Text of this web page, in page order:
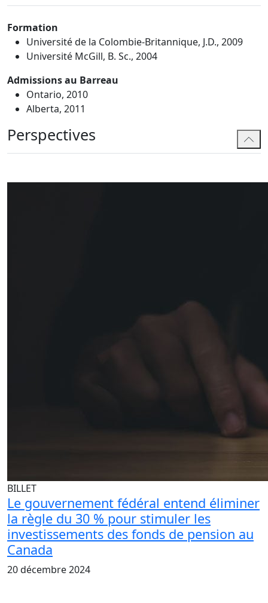
Formation
Université de la Colombie-Britannique, J.D., 2009
Université McGill, B. Sc., 2004
Admissions au Barreau
Ontario, 2010
Alberta, 2011
Perspectives
BILLET
Le gouvernement fédéral entend éliminer
la règle du 30 % pour stimuler les
investissements des fonds de pension au
Canada
20 décembre 2024